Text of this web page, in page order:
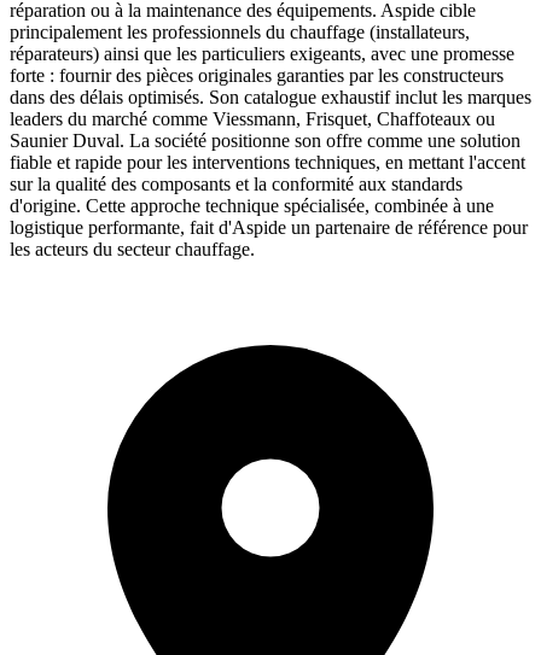
réparation ou à la maintenance des équipements. Aspide cible
principalement les professionnels du chauffage (installateurs,
réparateurs) ainsi que les particuliers exigeants, avec une promesse
forte : fournir des pièces originales garanties par les constructeurs
dans des délais optimisés. Son catalogue exhaustif inclut les marques
leaders du marché comme Viessmann, Frisquet, Chaffoteaux ou
Saunier Duval. La société positionne son offre comme une solution
fiable et rapide pour les interventions techniques, en mettant l'accent
sur la qualité des composants et la conformité aux standards
d'origine. Cette approche technique spécialisée, combinée à une
logistique performante, fait d'Aspide un partenaire de référence pour
les acteurs du secteur chauffage.